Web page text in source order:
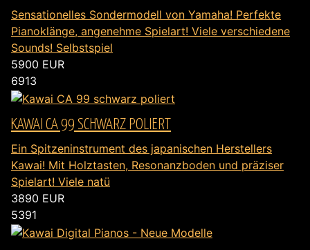
Sensationelles Sondermodell von Yamaha! Perfekte
Pianoklänge, angenehme Spielart! Viele verschiedene
Sounds! Selbstspiel
5900 EUR
6913
KAWAI CA 99 SCHWARZ POLIERT
Ein Spitzeninstrument des japanischen Herstellers
Kawai! Mit Holztasten, Resonanzboden und präziser
Spielart! Viele natü
3890 EUR
5391